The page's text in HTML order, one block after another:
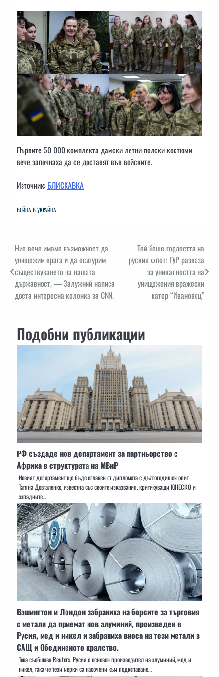
Първите 50 000 комплекта дамски летни полски костюми
вече започнаха да се доставят във войските.
Източник: БЛИСКАВКА
ВОЙНА В УКРАЙНА
Навигация
Ние вече имаме възможност да
унищожим врага и да осигурим
съществуването на нашата
държавност, — Залужний написа
доста интересна колонка за CNN.
Той беше гордостта на
руския флот: ГУР разказа
за уникалността на
унищожения вражески
катер “Ивановец”
Подобни публикации
РФ създаде нов департамент за партньорство с
Африка в структурата на МВнР
Новият департамент ще бъде оглавен от дипломата с дългогодишен опит
Татяна Довгаленко, известна със своите изказвания, критикуващи ЮНЕСКО и
западните…
Вашингтон и Лондон забраниха на борсите за търговия
с метали да приемат нов алуминий, произведен в
Русия, мед и никел и забраниха вноса на тези метали в
САЩ и Обединеното кралство.
Това съобщава Reuters. Русия е основен производител на алуминий, мед и
никел, така че тези мерки са насочени към подкопаване…